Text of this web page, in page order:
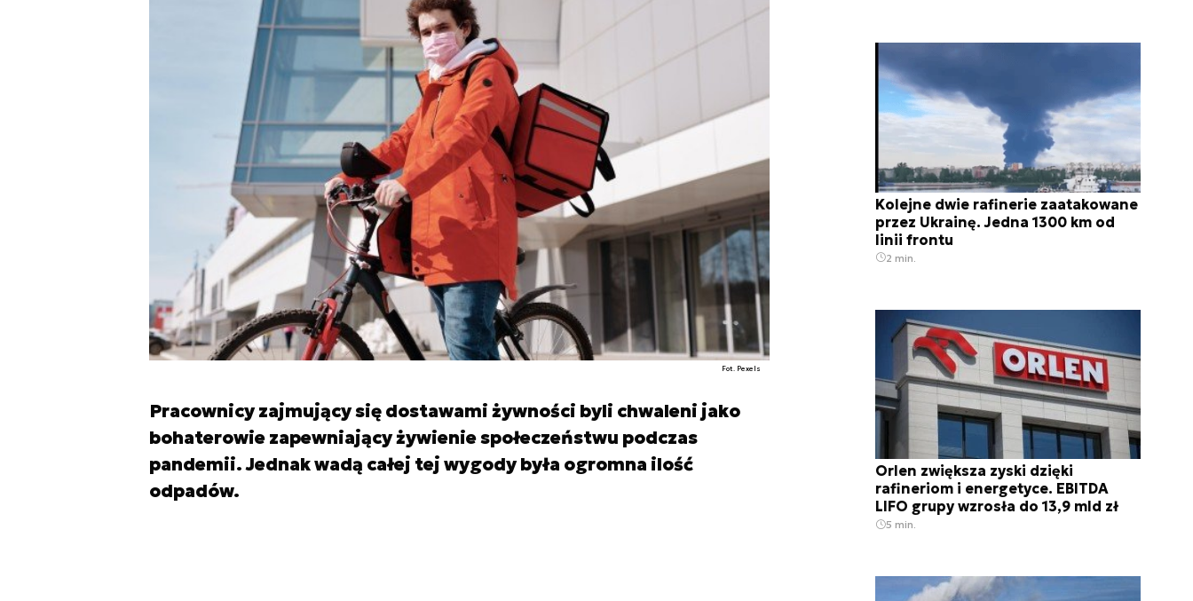
Fot. Pexels
Pracownicy zajmujący się dostawami żywności byli chwaleni jako
bohaterowie zapewniający żywienie społeczeństwu podczas
pandemii. Jednak wadą całej tej wygody była ogromna ilość
odpadów.
Kolejne dwie rafinerie zaatakowane
przez Ukrainę. Jedna 1300 km od
linii frontu
2 min.
Orlen zwiększa zyski dzięki
rafineriom i energetyce. EBITDA
LIFO grupy wzrosła do 13,9 mld zł
5 min.